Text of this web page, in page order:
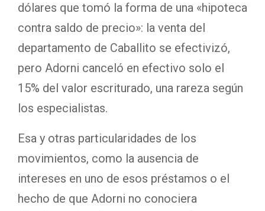
dólares que tomó la forma de una «hipoteca
contra saldo de precio»: la venta del
departamento de Caballito se efectivizó,
pero Adorni canceló en efectivo solo el
15% del valor escriturado, una rareza según
los especialistas.
Esa y otras particularidades de los
movimientos, como la ausencia de
intereses en uno de esos préstamos o el
hecho de que Adorni no conociera